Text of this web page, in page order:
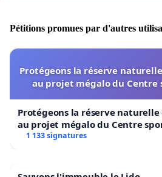
Pétitions promues par d'autres
Protégeons la réserve
au projet mégalo du Centre
Protégeons la réserve naturelle
au projet mégalo du Centre
1 133 signatures